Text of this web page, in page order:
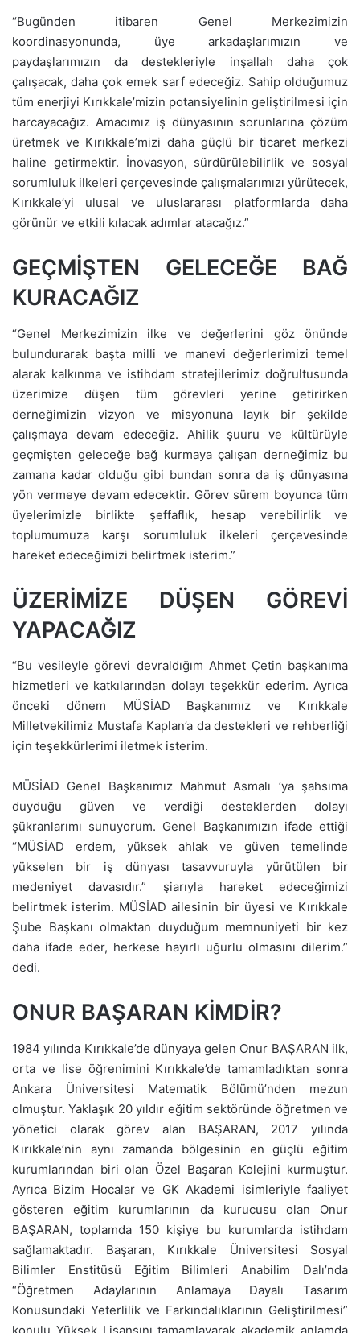
“Bugünden itibaren Genel Merkezimizin
koordinasyonunda, üye arkadaşlarımızın ve
paydaşlarımızın da destekleriyle inşallah daha çok
çalışacak, daha çok emek sarf edeceğiz. Sahip olduğumuz
tüm enerjiyi Kırıkkale’mizin potansiyelinin geliştirilmesi için
harcayacağız. Amacımız iş dünyasının sorunlarına çözüm
üretmek ve Kırıkkale’mizi daha güçlü bir ticaret merkezi
haline getirmektir. İnovasyon, sürdürülebilirlik ve sosyal
sorumluluk ilkeleri çerçevesinde çalışmalarımızı yürütecek,
Kırıkkale’yi ulusal ve uluslararası platformlarda daha
görünür ve etkili kılacak adımlar atacağız.”
GEÇMİŞTEN GELECEĞE BAĞ
KURACAĞIZ
“Genel Merkezimizin ilke ve değerlerini göz önünde
bulundurarak başta milli ve manevi değerlerimizi temel
alarak kalkınma ve istihdam stratejilerimiz doğrultusunda
üzerimize düşen tüm görevleri yerine getirirken
derneğimizin vizyon ve misyonuna layık bir şekilde
çalışmaya devam edeceğiz. Ahilik şuuru ve kültürüyle
geçmişten geleceğe bağ kurmaya çalışan derneğimiz bu
zamana kadar olduğu gibi bundan sonra da iş dünyasına
yön vermeye devam edecektir. Görev sürem boyunca tüm
üyelerimizle birlikte şeffaflık, hesap verebilirlik ve
toplumumuza karşı sorumluluk ilkeleri çerçevesinde
hareket edeceğimizi belirtmek isterim.”
ÜZERİMİZE DÜŞEN GÖREVİ
YAPACAĞIZ
“Bu vesileyle görevi devraldığım Ahmet Çetin başkanıma
hizmetleri ve katkılarından dolayı teşekkür ederim. Ayrıca
önceki dönem MÜSİAD Başkanımız ve Kırıkkale
Milletvekilimiz Mustafa Kaplan’a da destekleri ve rehberliği
için teşekkürlerimi iletmek isterim.
MÜSİAD Genel Başkanımız Mahmut Asmalı ’ya şahsıma
duyduğu güven ve verdiği desteklerden dolayı
şükranlarımı sunuyorum. Genel Başkanımızın ifade ettiği
“MÜSİAD erdem, yüksek ahlak ve güven temelinde
yükselen bir iş dünyası tasavvuruyla yürütülen bir
medeniyet davasıdır.” şiarıyla hareket edeceğimizi
belirtmek isterim. MÜSİAD ailesinin bir üyesi ve Kırıkkale
Şube Başkanı olmaktan duyduğum memnuniyeti bir kez
daha ifade eder, herkese hayırlı uğurlu olmasını dilerim.”
dedi.
ONUR BAŞARAN KİMDİR?
1984 yılında Kırıkkale’de dünyaya gelen Onur BAŞARAN ilk,
orta ve lise öğrenimini Kırıkkale’de tamamladıktan sonra
Ankara Üniversitesi Matematik Bölümü’nden mezun
olmuştur. Yaklaşık 20 yıldır eğitim sektöründe öğretmen ve
yönetici olarak görev alan BAŞARAN, 2017 yılında
Kırıkkale’nin aynı zamanda bölgesinin en güçlü eğitim
kurumlarından biri olan Özel Başaran Kolejini kurmuştur.
Ayrıca Bizim Hocalar ve GK Akademi isimleriyle faaliyet
gösteren eğitim kurumlarının da kurucusu olan Onur
BAŞARAN, toplamda 150 kişiye bu kurumlarda istihdam
sağlamaktadır. Başaran, Kırıkkale Üniversitesi Sosyal
Bilimler Enstitüsü Eğitim Bilimleri Anabilim Dalı’nda
“Öğretmen Adaylarının Anlamaya Dayalı Tasarım
Konusundaki Yeterlilik ve Farkındalıklarının Geliştirilmesi”